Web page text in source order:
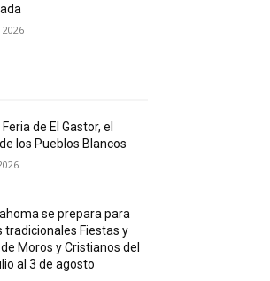
de El Gastor, el
los Pueblos Blancos
se prepara para
tradicionales Fiestas y
Moros y Cristianos del
al 3 de agosto